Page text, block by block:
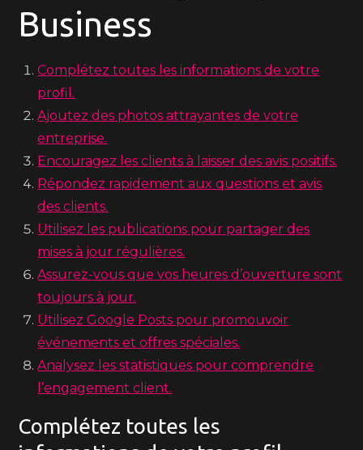
Business
Complétez toutes les informations de votre
profil.
Ajoutez des photos attrayantes de votre
entreprise.
Encouragez les clients à laisser des avis positifs.
Répondez rapidement aux questions et avis
des clients.
Utilisez les publications pour partager des
mises à jour régulières.
Assurez-vous que vos heures d’ouverture sont
toujours à jour.
Utilisez Google Posts pour promouvoir
événements et offres spéciales.
Analysez les statistiques pour comprendre
l’engagement client.
Complétez toutes les